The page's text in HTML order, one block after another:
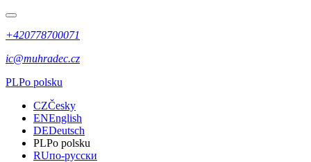
+420778700071
ic@muhradec.cz
PLPo polsku
CZČesky
ENEnglish
DEDeutsch
PLPo polsku
RUпо-русски